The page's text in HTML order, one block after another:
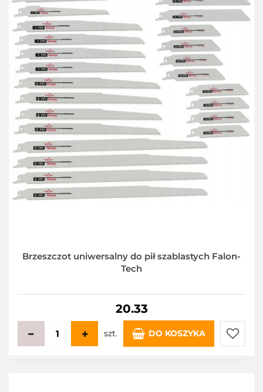
Brzeszczot uniwersalny do pił szablastych Falon-
Tech
20.33
szt. DO KOSZYKA
Do